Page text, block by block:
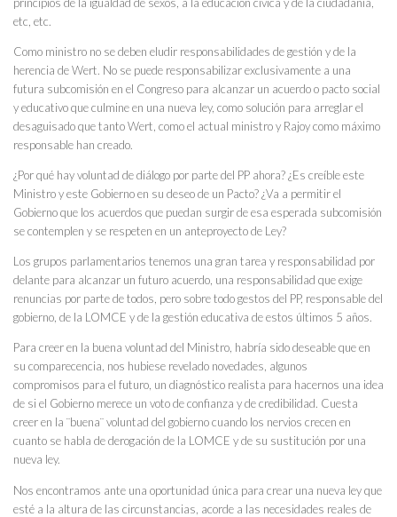
etc, etc.
Como ministro no se deben eludir responsabilidades de gestión y de la
herencia de Wert. No se puede responsabilizar exclusivamente a una
futura subcomisión en el Congreso para alcanzar un acuerdo o pacto social
y educativo que culmine en una nueva ley, como solución para arreglar el
desaguisado que tanto Wert, como el actual ministro y Rajoy como máximo
responsable han creado.
¿Por qué hay voluntad de diálogo por parte del PP ahora? ¿Es creíble este
Ministro y este Gobierno en su deseo de un Pacto? ¿Va a permitir el
Gobierno que los acuerdos que puedan surgir de esa esperada subcomisión
se contemplen y se respeten en un anteproyecto de Ley?
Los grupos parlamentarios tenemos una gran tarea y responsabilidad por
delante para alcanzar un futuro acuerdo, una responsabilidad que exige
renuncias por parte de todos, pero sobre todo gestos del PP, responsable del
gobierno, de la LOMCE y de la gestión educativa de estos últimos 5 años.
Para creer en la buena voluntad del Ministro, habría sido deseable que en
su comparecencia, nos hubiese revelado novedades, algunos
compromisos para el futuro, un diagnóstico realista para hacernos una idea
de si el Gobierno merece un voto de confianza y de credibilidad. Cuesta
creer en la ¨buena¨ voluntad del gobierno cuando los nervios crecen en
cuanto se habla de derogación de la LOMCE y de su sustitución por una
nueva ley.
Nos encontramos ante una oportunidad única para crear una nueva ley que
esté a la altura de las circunstancias, acorde a las necesidades reales de